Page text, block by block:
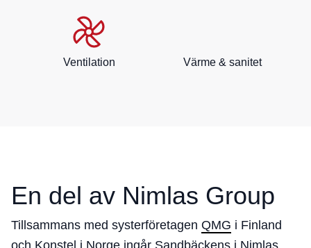
Ventilation Värme & sanitet
En del av Nimlas Group
Tillsammans med systerföretagen QMG i Finland